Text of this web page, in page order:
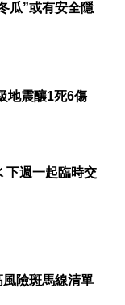
瓜”或有安全隱
地震釀1死6傷
下週一起臨時交
險斑馬線清單